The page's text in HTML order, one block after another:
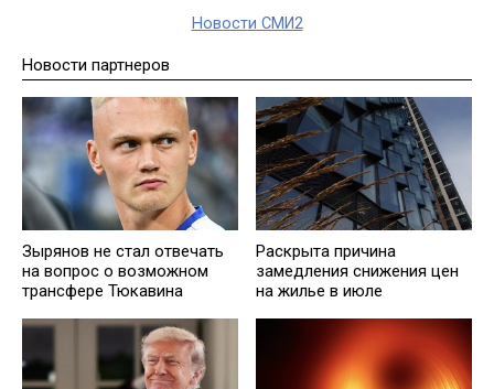
Новости СМИ2
Новости партнеров
Зырянов не стал отвечать
на вопрос о возможном
трансфере Тюкавина
Раскрыта причина
замедления снижения цен
на жилье в июле